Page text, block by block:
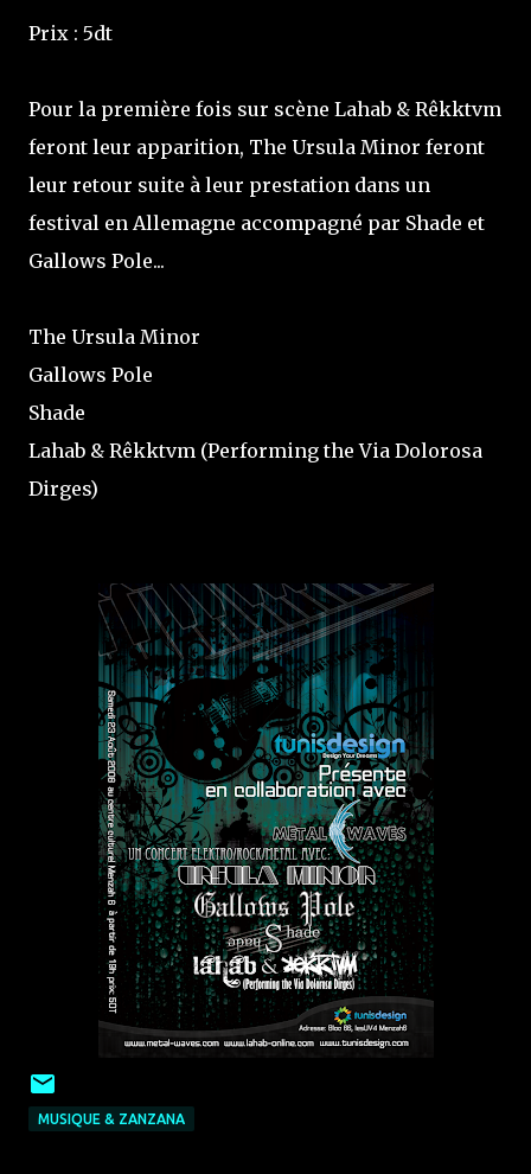
Prix : 5dt
Pour la première fois sur scène Lahab & Rêkktvm
feront leur apparition, The Ursula Minor feront
leur retour suite à leur prestation dans un
festival en Allemagne accompagné par Shade et
Gallows Pole...
The Ursula Minor
Gallows Pole
Shade
Lahab & Rêkktvm (Performing the Via Dolorosa
Dirges)
MUSIQUE & ZANZANA